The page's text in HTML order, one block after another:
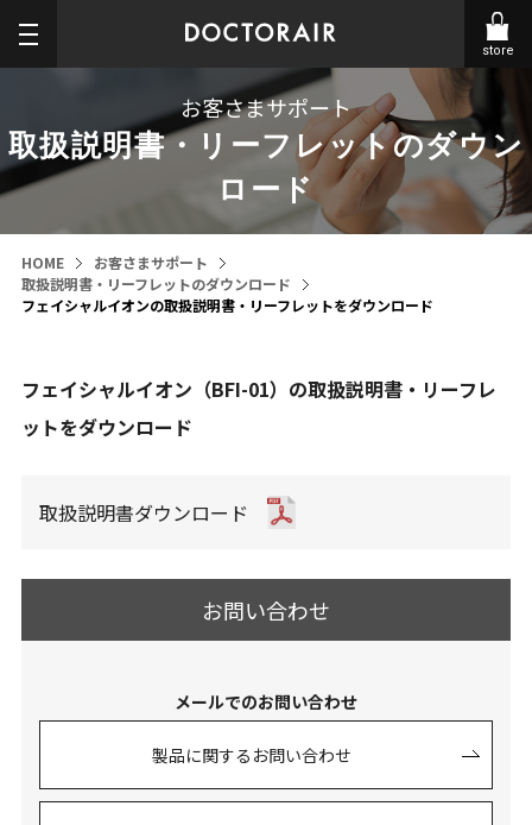
store
お客さまサポート
取扱説明書・リーフレットのダウン
ロード
HOME
お客さまサポート
取扱説明書・リーフレットのダウンロード
フェイシャルイオンの取扱説明書・リーフレットをダウンロード
フェイシャルイオン（BFI-01）の取扱説明書・リーフレ
ットをダウンロード
取扱説明書ダウンロード
お問い合わせ
メールでのお問い合わせ
製品に関するお問い合わせ